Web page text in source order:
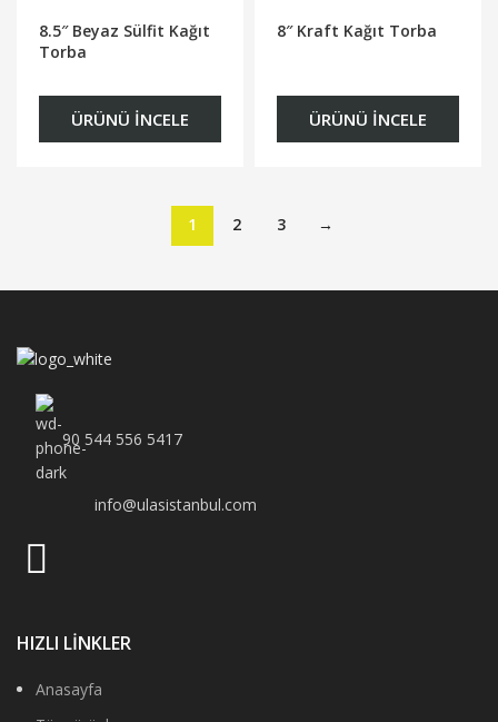
8.5″ Beyaz Sülfit Kağıt
Torba
ÜRÜNÜ İNCELE
8″ Kraft Kağıt Torba
ÜRÜNÜ İNCELE
1 2 3 →
90 544 556 5417
info@ulasistanbul.com
HIZLI LİNKLER
Anasayfa